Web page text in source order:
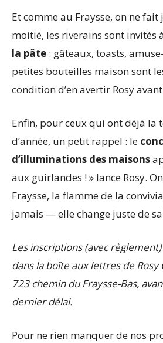
Et comme au Fraysse, on ne fait
moitié, les riverains sont invités
la pâte : gâteaux, toasts,
petites bouteilles maison sont
condition d’en avertir Rosy
Enfin, pour ceux qui ont déjà la
d’année, un petit rappel : le
d’illuminations des maisons
aux guirlandes ! » lance Rosy.
Fraysse, la flamme de la
jamais — elle change juste de
Les inscriptions (avec
dans la boîte aux lettres de Rosy
723 chemin du Fraysse-Bas,
dernier délai.
Pour ne rien manquer de nos